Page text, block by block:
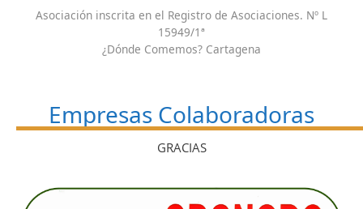
Asociación inscrita en el Registro de Asociaciones. Nº L
15949/1ª
¿Dónde Comemos? Cartagena
Empresas Colaboradoras
GRACIAS